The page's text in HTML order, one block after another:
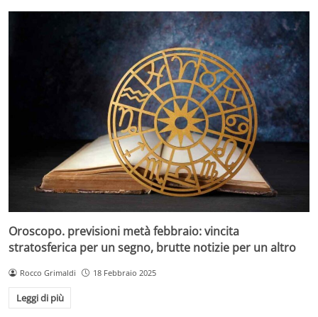
Oroscopo. previsioni metà febbraio: vincita
stratosferica per un segno, brutte notizie per un altro
Rocco Grimaldi 18 Febbraio 2025
Leggi di più